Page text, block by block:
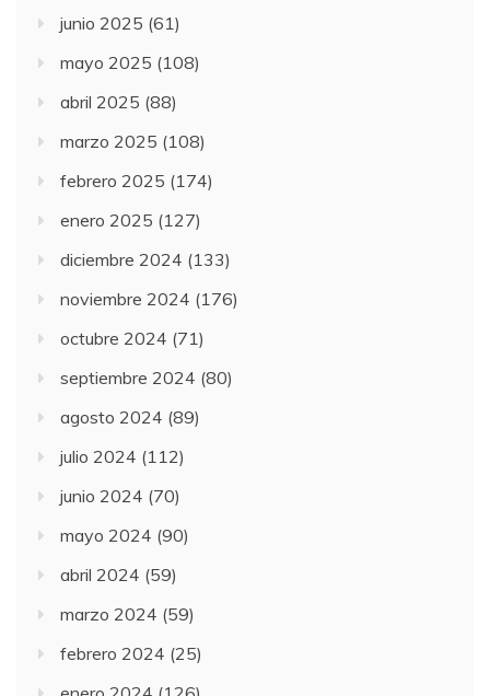
junio 2025 (61)
mayo 2025 (108)
abril 2025 (88)
marzo 2025 (108)
febrero 2025 (174)
enero 2025 (127)
diciembre 2024 (133)
noviembre 2024 (176)
octubre 2024 (71)
septiembre 2024 (80)
agosto 2024 (89)
julio 2024 (112)
junio 2024 (70)
mayo 2024 (90)
abril 2024 (59)
marzo 2024 (59)
febrero 2024 (25)